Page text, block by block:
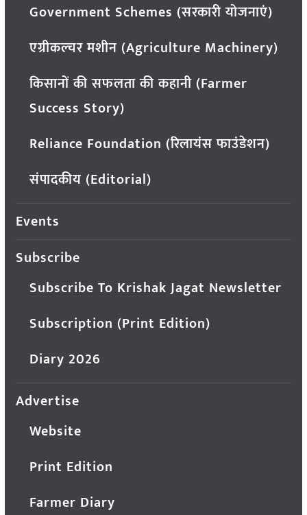
Government Schemes (सरकारी योजनाएं)
एग्रीकल्चर मशीन (Agriculture Machinery)
किसानों की सफलता की कहानी (Farmer
Success Story)
Reliance Foundation (रिलायंस फाउंडेशन)
संपादकीय (Editorial)
Events
Subscribe
Subscribe To Krishak Jagat Newsletter
Subscription (Print Edition)
Diary 2026
Advertise
Website
Print Edition
Farmer Diary